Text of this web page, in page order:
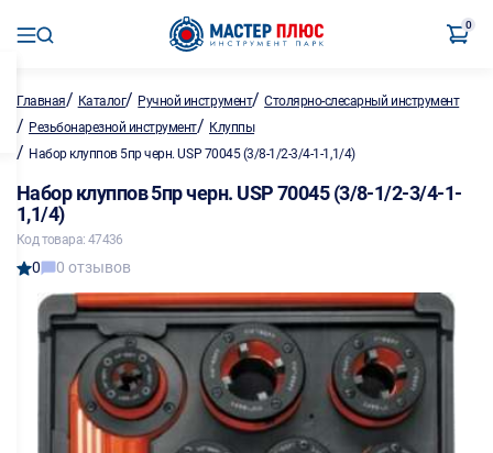
0
Главная/ Каталог/ Ручной инструмент/Столярно-слесарный инструмент
/ Резьбонарезной инструмент/ Клуппы
/ Набор клуппов 5пр черн. USP 70045 (3/8-1/2-3/4-1-1,1/4)
Набор клуппов 5пр черн. USP 70045 (3/8-1/2-3/4-1-
1,1/4)
Код товара: 47436
0 0 отзывов